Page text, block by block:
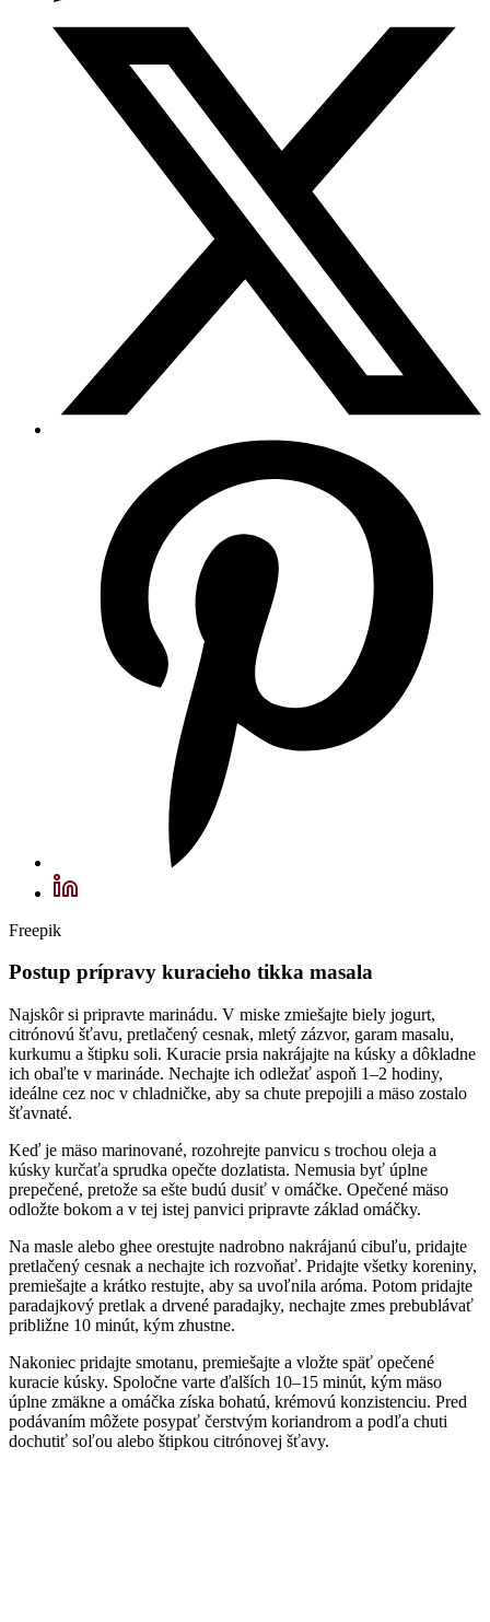
Freepik
Postup prípravy kuracieho tikka masala
Najskôr si pripravte marinádu. V miske zmiešajte biely jogurt,
citrónovú šťavu, pretlačený cesnak, mletý zázvor, garam masalu,
kurkumu a štipku soli. Kuracie prsia nakrájajte na kúsky a dôkladne
ich obaľte v marináde. Nechajte ich odležať aspoň 1–2 hodiny,
ideálne cez noc v chladničke, aby sa chute prepojili a mäso zostalo
šťavnaté.
Keď je mäso marinované, rozohrejte panvicu s trochou oleja a
kúsky kurčaťa sprudka opečte dozlatista. Nemusia byť úplne
prepečené, pretože sa ešte budú dusiť v omáčke. Opečené mäso
odložte bokom a v tej istej panvici pripravte základ omáčky.
Na masle alebo ghee orestujte nadrobno nakrájanú cibuľu, pridajte
pretlačený cesnak a nechajte ich rozvoňať. Pridajte všetky koreniny,
premiešajte a krátko restujte, aby sa uvoľnila aróma. Potom pridajte
paradajkový pretlak a drvené paradajky, nechajte zmes prebublávať
približne 10 minút, kým zhustne.
Nakoniec pridajte smotanu, premiešajte a vložte späť opečené
kuracie kúsky. Spoločne varte ďalších 10–15 minút, kým mäso
úplne zmäkne a omáčka získa bohatú, krémovú konzistenciu. Pred
podávaním môžete posypať čerstvým koriandrom a podľa chuti
dochutiť soľou alebo štipkou citrónovej šťavy.